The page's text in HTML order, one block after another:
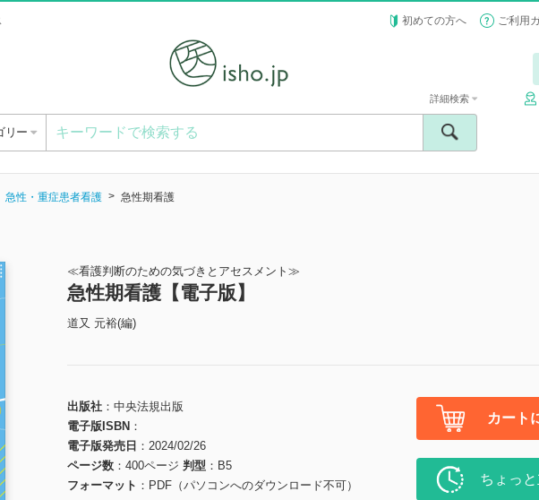
初めての方へ ご利用
リー
詳細検索
急性・重症患者看護 急性期看護
≪看護判断のための気づきとアセスメント≫
急性期看護【電子版】
道又 元裕(編)
出版社
中央法規出版
電子版ISBN
電子版発売日
2024/02/26
ページ数
400ページ 判型
B5
フォーマット
PDF（パソコンへのダウンロード不可）
カート
ちょっ